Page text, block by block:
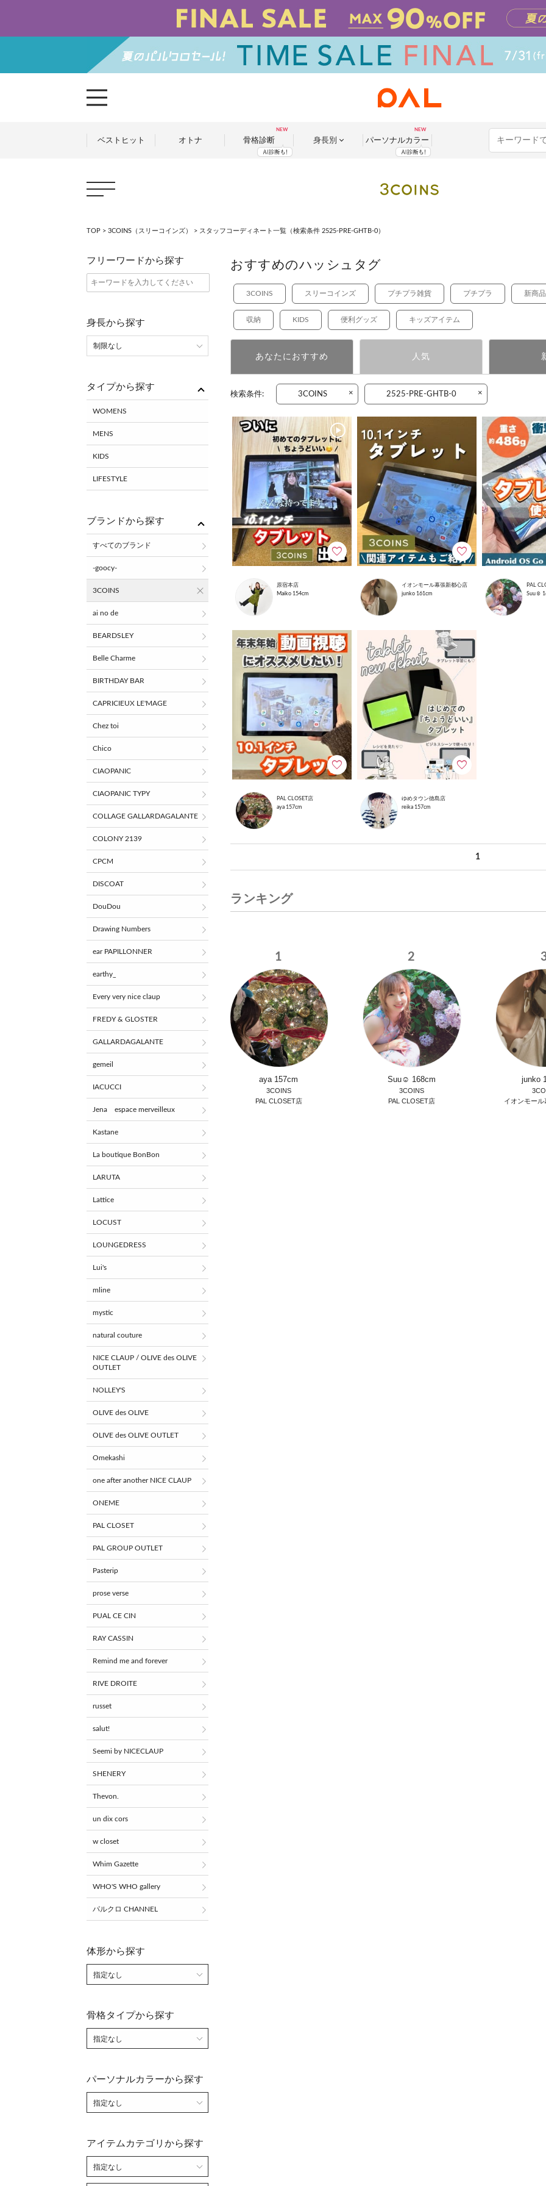
ベストヒット オトナ 骨格診断 身長別 パーソナルカラー
TOP > 3COINS（スリーコインズ） > スタッフコーディネート一覧 （検索条件 2525-PRE-GHTB-0）
おすすめのハッシュタグ
3COINS スリーコインズ プチプラ雑貨 プチプラ 新商品
収納 KIDS 便利グッズ キッズアイテム
あなたにおすすめ 人気
検索条件: 3COINS × 2525-PRE-GHTB-0 ×
原宿本店
Maiko 154cm
イオンモール幕張新都心店
junko 161cm
PAL
Suu☺︎
PAL CLOSET店
aya 157cm
ゆめタウン徳島店
reika 157cm
1
ランキング
1
aya 157cm
3COINS
PAL CLOSET店
2
Suu☺︎ 168cm
3COINS
PAL CLOSET店
junko
イオンモー
フリーワードから探す
身長から探す
タイプから探す
WOMENS
MENS
KIDS
LIFESTYLE
ブランドから探す
すべてのブランド
-goocy-
3COINS
ai no de
BEARDSLEY
Belle Charme
BIRTHDAY BAR
CAPRICIEUX LE'MAGE
Chez toi
Chico
CIAOPANIC
CIAOPANIC TYPY
COLLAGE GALLARDAGALANTE
COLONY 2139
CPCM
DISCOAT
DouDou
Drawing Numbers
ear PAPILLONNER
earthy_
Every very nice claup
FREDY & GLOSTER
GALLARDAGALANTE
gemeil
IACUCCI
Jena espace merveilleux
Kastane
La boutique BonBon
LARUTA
Lattice
LOCUST
LOUNGEDRESS
Lui's
mline
mystic
natural couture
NICE CLAUP / OLIVE des OLIVE
OUTLET
NOLLEY'S
OLIVE des OLIVE
OLIVE des OLIVE OUTLET
Omekashi
one after another NICE CLAUP
ONEME
PAL CLOSET
PAL GROUP OUTLET
Pasterip
prose verse
PUAL CE CIN
RAY CASSIN
Remind me and forever
RIVE DROITE
russet
salut!
Seemi by NICECLAUP
SHENERY
Thevon.
un dix cors
w closet
Whim Gazette
WHO'S WHO gallery
パルクロ CHANNEL
体形から探す
骨格タイプから探す
パーソナルカラーから探す
アイテムカテゴリから探す